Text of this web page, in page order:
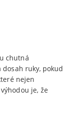
chutná
ruky, pokud
nejen
je, že